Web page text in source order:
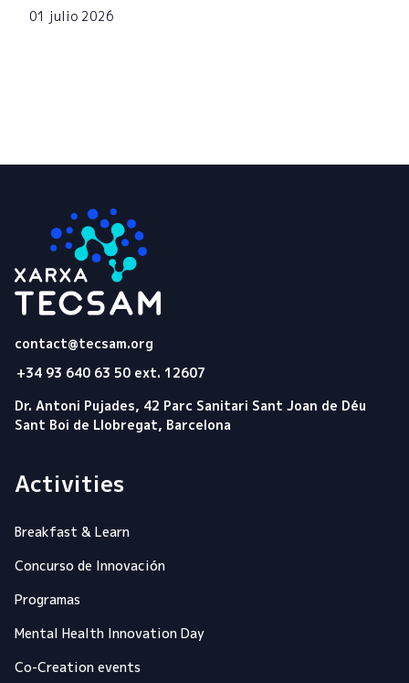
01 julio 2026
contact@tecsam.org
+34 93 640 63 50 ext. 12607
Dr. Antoni Pujades, 42 Parc Sanitari Sant Joan de Déu
Sant Boi de Llobregat, Barcelona
Activities
Breakfast & Learn
Concurso de Innovación
Programas
Mental Health Innovation Day
Co-Creation events